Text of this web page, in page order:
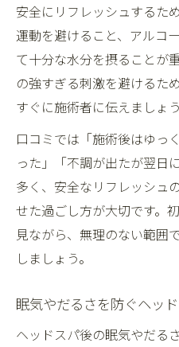
安全にリフレッシュするた
運動を避けること、アルコ
て十分な水分を摂ることが
の強すぎる刺激を避けるた
すぐに施術者に伝えましょう
口コミでは「施術後はゆっ
った」「不調が出たが翌日
多く、安全なリフレッシュ
せた過ごし方が大切です。
見ながら、無理のない範囲
しましょう。
眠気やだるさを防ぐヘッ
ヘッドスパ後の眠気やだる